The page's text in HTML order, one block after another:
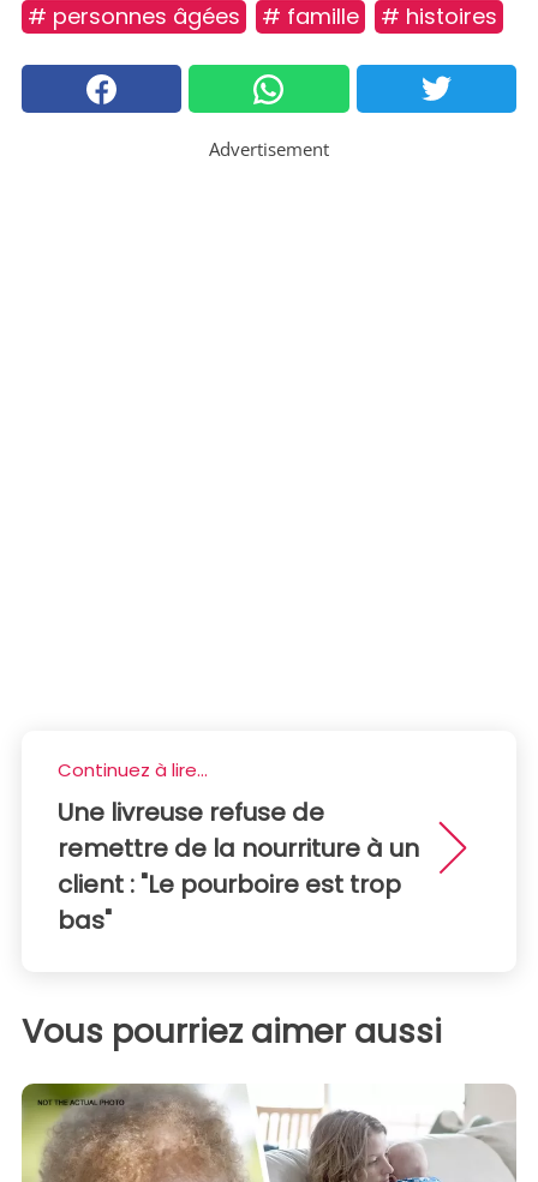
# personnes âgées # famille # histoires
Advertisement
Continuez à lire...
Une livreuse refuse de
remettre de la nourriture à un
client : "Le pourboire est trop
bas"
Vous pourriez aimer aussi